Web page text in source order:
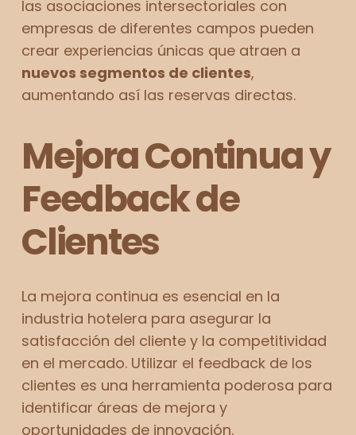
las asociaciones intersectoriales con
empresas de diferentes campos pueden
crear experiencias únicas que atraen a
nuevos segmentos de clientes,
aumentando así las reservas directas.
Mejora Continua y
Feedback de
Clientes
La mejora continua es esencial en la
industria hotelera para asegurar la
satisfacción del cliente y la competitividad
en el mercado. Utilizar el feedback de los
clientes es una herramienta poderosa para
identificar áreas de mejora y
oportunidades de innovación.